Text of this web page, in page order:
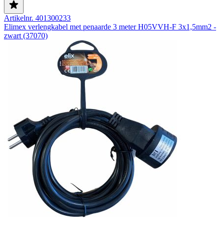
Artikelnr. 401300233
Elimex verlengkabel met penaarde 3 meter H05VVH-F 3x1,5mm2 -
zwart (37070)